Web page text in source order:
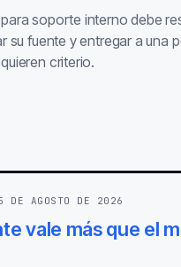
soporte interno debe
su fuente y entregar a una
criterio.
DE AGOSTO DE 2026
vale más que el